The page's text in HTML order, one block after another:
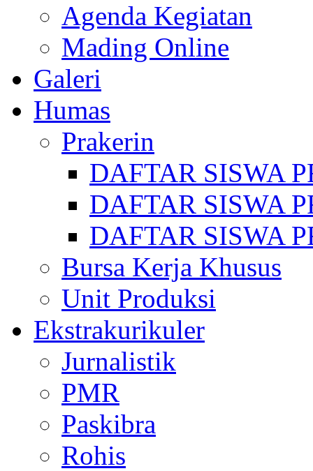
Agenda Kegiatan
Mading Online
Galeri
Humas
Prakerin
DAFTAR SISWA
DAFTAR SISWA
DAFTAR SISWA
Bursa Kerja Khusus
Unit Produksi
Ekstrakurikuler
Jurnalistik
PMR
Paskibra
Rohis